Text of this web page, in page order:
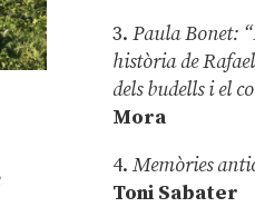
3.Paula Bonet:
història de
dels budells i el
Mora
4.Memòries
Toni Sabater